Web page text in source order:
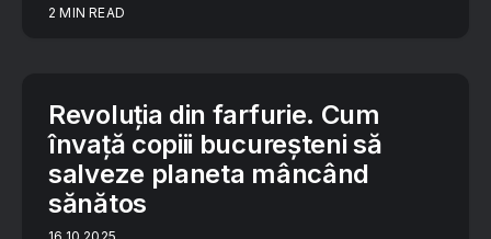
2 MIN READ
Revoluția din farfurie. Cum
învață copiii bucureșteni să
salveze planeta mâncând
sănătos